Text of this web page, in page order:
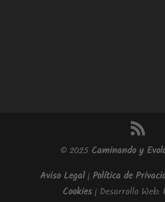
© 2025 Caminando y
Aviso Legal| Política de
Cookies| Desarrollo Web: